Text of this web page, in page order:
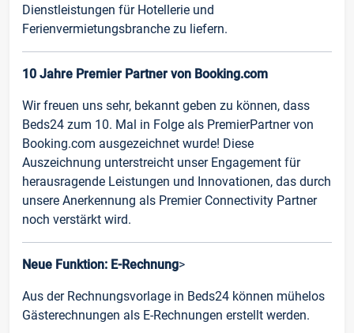
Dienstleistungen für Hotellerie und
Ferienvermietungsbranche zu liefern.
10 Jahre Premier Partner von Booking.com
Wir freuen uns sehr, bekannt geben zu können, dass
Beds24 zum 10. Mal in Folge als PremierPartner von
Booking.com ausgezeichnet wurde! Diese
Auszeichnung unterstreicht unser Engagement für
herausragende Leistungen und Innovationen, das durch
unsere Anerkennung als Premier Connectivity Partner
noch verstärkt wird.
Neue Funktion: E-Rechnung>
Aus der Rechnungsvorlage in Beds24 können mühelos
Gästerechnungen als E-Rechnungen erstellt werden.